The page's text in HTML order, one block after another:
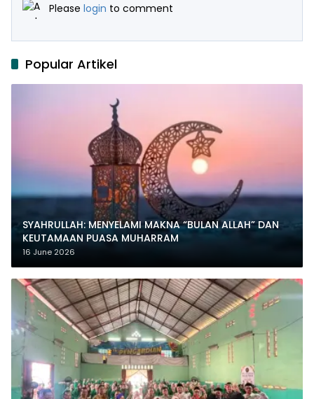
Please login to comment
Popular Artikel
SYAHRULLAH: MENYELAMI MAKNA “BULAN ALLAH” DAN
KEUTAMAAN PUASA MUHARRAM
16 June 2026